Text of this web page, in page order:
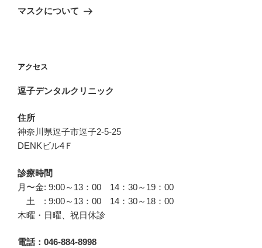
ゲ
ン
の
マスクについて
アクセス
逗子デンタルクリニック
住所
神奈川県逗子市逗子2-5-25
DENKビル4Ｆ
診療時間
月〜金: 9:00～13：00 14：30～19：00
土 : 9:00～13：00 14：30～18：00
木曜・日曜、祝日休診
電話：046-884-8998